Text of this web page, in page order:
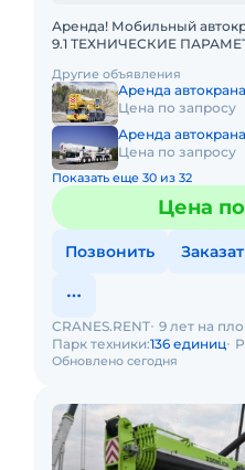
Аренда! Мобильный автокран (кран) Liebherr LTM 11200-
9.1 ТЕХНИЧЕСКИЕ
м Макс.
Другие объявления
Аренда
Цена по запросу
Аренда
Цена по запросу
Показать еще 30 из 32
Цена
Позвонить
Обновлено сегодня
CRANES.RENT 9 лет на
Парк техники:136 единиц